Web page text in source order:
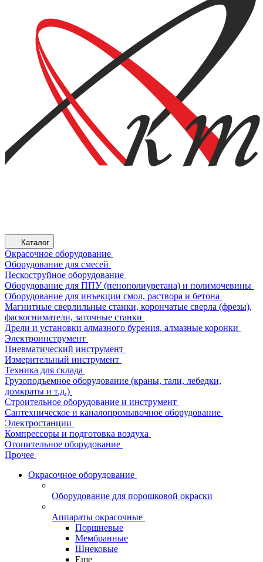
Каталог
Окрасочное оборудование
Оборудование для смесей
Пескоструйное оборудование
Оборудование для ППУ (пенополиуретана) и полимочевины
Оборудование для инъекции смол, раствора и бетона
Магнитные сверлильные станки, корончатые сверла (фрезы),
фаскосниматели, заточные станки
Дрели и установки алмазного бурения, алмазные коронки
Электроинструмент
Пневматический инструмент
Измерительный инструмент
Техника для склада
Грузоподъемное оборудование (краны, тали, лебедки,
домкраты и т.д.)
Строительное оборудование и инструмент
Сантехническое и каналопромывочное оборудование
Электростанции
Компрессоры и подготовка воздуха
Отопительное оборудование
Прочее
Окрасочное оборудование
Оборудование для порошковой окраски
Аппараты окрасочные
Поршневые
Мембранные
Шнековые
Еще